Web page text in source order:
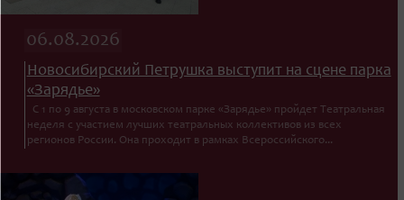
06.08.2026
Новосибирский Петрушка выступит на сцене парка
«Зарядье»
С 1 по 9 августа в московском парке «Зарядье» пройдет Театральная
неделя с участием лучших театральных коллективов из всех
регионов России. Она проходит в рамках Всероссийского...